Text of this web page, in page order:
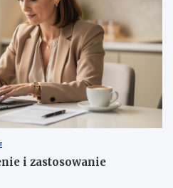
i zastosowanie